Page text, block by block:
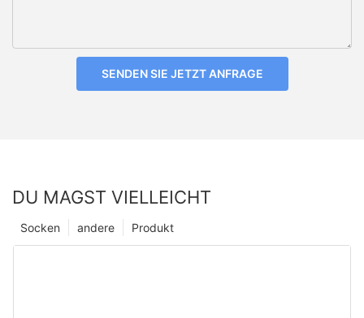
SENDEN SIE JETZT ANFRAGE
DU MAGST VIELLEICHT
Produkt
andere
Socken